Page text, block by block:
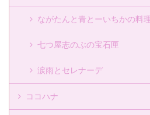
ながたんと青とーいちかの料
七つ屋志のぶの宝石匣
涙雨とセレナーデ
ココハナ